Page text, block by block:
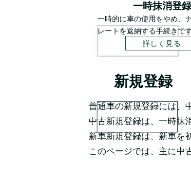
一時抹消登録
一時的に車の使用をやめ、
レートを返納する手続きです
詳しく見る
​新規登録
普通車の新規登録には、
中古新規登録は、一時抹
新車新規登録は、新車を
このページでは、主に中